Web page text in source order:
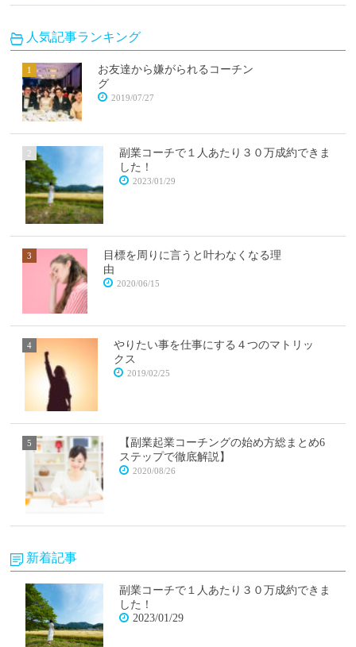
人気記事ランキング
お友達から嫌がられるコーチン
グ
2019/07/27
副業コーチで１人あたり３０万成約できま
した！
2023/01/29
目標を周りに言うと叶わなくなる理
由
2020/06/15
やりたい事を仕事にする４つのマトリッ
クス
2019/02/25
【副業起業コーチングの始め方総まとめ6
ステップで徹底解説】
2020/08/26
新着記事
副業コーチで１人あたり３０万成約できま
した！
2023/01/29